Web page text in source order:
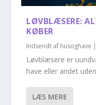
LØVBLÆSERE:
KØBER
Indsendt af husoghave |
Løvblæsere er
have eller andet
LÆS MERE